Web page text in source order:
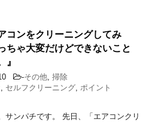
コンをクリーニングしてみ
ちゃ大変だけどできないこと
』
-その他, 掃除
, セルフクリーニング, ポイント
サンパチです。 先日、「エアコンクリ